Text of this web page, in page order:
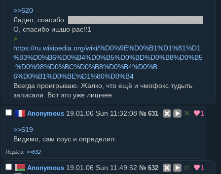
>>620
Ладно, спасибо.
О, спасибо ишшо рас!!1
>
https://ru.wikipedia.org/wiki/%D0%9E%D0%B1%D1%81%D1
%83%D0%B6%D0%B4%D0%B5%D0%BD%D0%B8%D0%B5
:%D0%98%D0%BC%D0%B8%D0%B4%D0%B
6%D0%B1%D0%BE%D1%80%D0%B4
Всегда проигрываю. Жалко, что ещё и чмофокс тудыть
записали. Вот это уже лишнее.
Anonymous19.01.06 Sun 11:32:08 № 631 36 1
>>619
Видимо, сам соус и определил.
>>632
Anonymous19.01.06 Sun 11:49:52 № 632 37 1